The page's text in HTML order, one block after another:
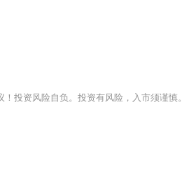
投资风险自负。投资有风险，入市须谨慎。